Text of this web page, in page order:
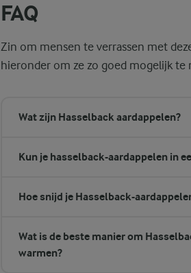
FAQ
Zin om mensen te verrassen met
hieronder om ze zo goed mogelijk te
Wat zijn Hasselback aardappelen?
Kun je hasselback-aardappelen in
Hoe snijd je Hasselback-
Wat is de beste manier om
warmen?